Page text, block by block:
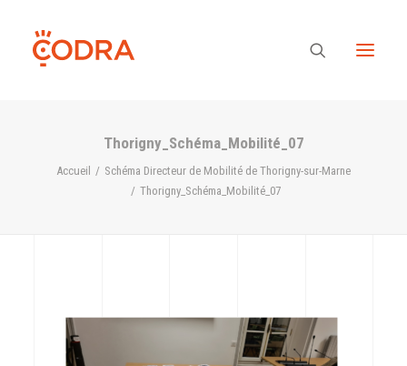
Des valeurs, une équipe
Nos références
Thorigny_Schéma_Mobilité_07
Accueil
Schéma Directeur de Mobilité de Thorigny-sur-Marne
Thorigny_Schéma_Mobilité_07